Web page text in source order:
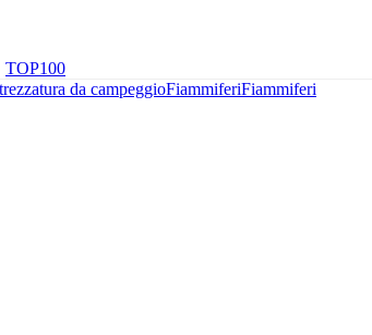
TOP100
da campeggioFiammiferiFiammiferi